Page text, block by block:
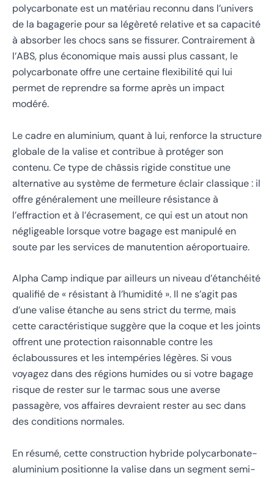
polycarbonate est un matériau reconnu dans l’univers
de la bagagerie pour sa légèreté relative et sa capacité
à absorber les chocs sans se fissurer. Contrairement à
l’ABS, plus économique mais aussi plus cassant, le
polycarbonate offre une certaine flexibilité qui lui
permet de reprendre sa forme après un impact
modéré.
Le cadre en aluminium, quant à lui, renforce la structure
globale de la valise et contribue à protéger son
contenu. Ce type de châssis rigide constitue une
alternative au système de fermeture éclair classique : il
offre généralement une meilleure résistance à
l’effraction et à l’écrasement, ce qui est un atout non
négligeable lorsque votre bagage est manipulé en
soute par les services de manutention aéroportuaire.
Alpha Camp indique par ailleurs un niveau d’étanchéité
qualifié de « résistant à l’humidité ». Il ne s’agit pas
d’une valise étanche au sens strict du terme, mais
cette caractéristique suggère que la coque et les joints
offrent une protection raisonnable contre les
éclaboussures et les intempéries légères. Si vous
voyagez dans des régions humides ou si votre bagage
risque de rester sur le tarmac sous une averse
passagère, vos affaires devraient rester au sec dans
des conditions normales.
En résumé, cette construction hybride polycarbonate-
aluminium positionne la valise dans un segment semi-